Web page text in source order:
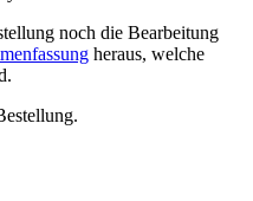
noch die Bearbeitung
heraus, welche